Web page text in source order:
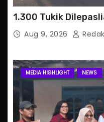
1.300 Tukik
Aug 9, 2026
MEDIA HIGHLIGHT NEWS